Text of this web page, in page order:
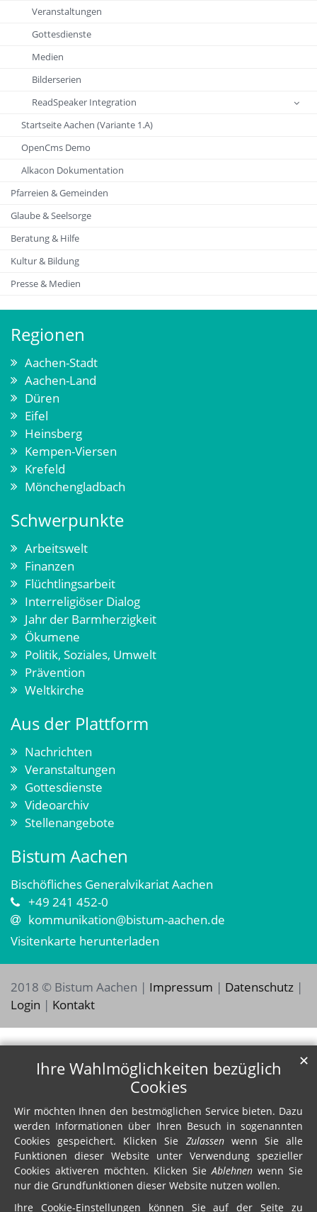
Veranstaltungen
Gottesdienste
Medien
Bilderserien
ReadSpeaker Integration
Startseite Aachen (Variante 1.A)
OpenCms Demo
Alkacon Dokumentation
Pfarreien & Gemeinden
Glaube & Seelsorge
Beratung & Hilfe
Kultur & Bildung
Presse & Medien
Regionen
Aachen-Stadt
Aachen-Land
Düren
Eifel
Heinsberg
Kempen-Viersen
Krefeld
Mönchengladbach
Schwerpunkte
Arbeitswelt
Finanzen
Flüchtlingsarbeit
Interreligiöser Dialog
Jahr der Barmherzigkeit
Ökumene
Politik, Soziales, Umwelt
Prävention
Weltkirche
Aus der Plattform
Nachrichten
Veranstaltungen
Gottesdienste
Videoarchiv
Stellenangebote
Bistum Aachen
Bischöfliches Generalvikariat Aachen
+49 241 452-0
kommunikation@bistum-aachen.de
Visitenkarte herunterladen
2018 © Bistum Aachen | Impressum | Datenschutz |
Login | Kontakt
Ihre Wahlmöglichkeiten bezüglich
Cookies
Wir möchten Ihnen den bestmöglichen Service bieten. Dazu
werden Informationen über Ihren Besuch in sogenannten
Cookies gespeichert. Klicken Sie Zulassenwenn Sie alle
Funktionen dieser Website unter Verwendung spezieller
Cookies aktiveren möchten. Klicken SieAblehnen wenn Sie
nur die Grundfunktionen dieser Website nutzen wollen.
Ihre Cookie-Einstellungen können Sie auf der Seite zu
✕